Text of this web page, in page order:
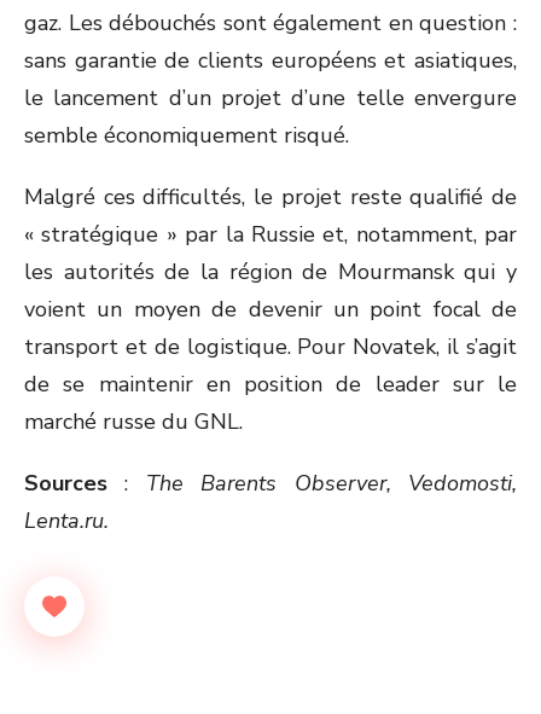
gaz. Les débouchés sont également en question :
sans garantie de clients européens et asiatiques,
le lancement d’un projet d’une telle envergure
semble économiquement risqué.
Malgré ces difficultés, le projet reste qualifié de
« stratégique » par la Russie et, notamment, par
les autorités de la région de Mourmansk qui y
voient un moyen de devenir un point focal de
transport et de logistique. Pour Novatek, il s’agit
de se maintenir en position de leader sur le
marché russe du GNL.
Sources : The Barents Observer, Vedomosti,
Lenta.ru.